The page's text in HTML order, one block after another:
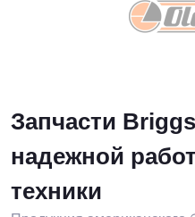
Запчасти
надежной
техники